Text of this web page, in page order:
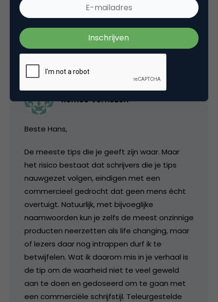
8 Reacties
Remco Verhezen
Beste Hans,
De meeste tips die je geeft zijn waar. Maar
het risico bestaat dat schrijvers die je tips
nauwgezet volgen, eindigen met een
commercieel gedrocht dat geen mens écht
overtuigt. Natuurlijk, met bijvoeglijke
naamwoorden kun je zelfs de meest onzinnige
producten neerzetten als life changing, maar
of lezers daar nog intrappen durf ik te
betwijfelen. Wat ik daarom mis in je verhaal is
de tip om de waarheid niet te veel geweld
aan te doen en gedoseerd om te gaan met
een commerciële schrijfstijl. Teleurgestelde